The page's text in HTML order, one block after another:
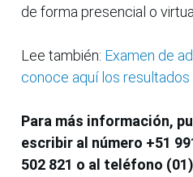
de forma presencial o
Lee también: Examen de
conoce aquí los resultados
Para más información,
escribir al número +51
502 821 o al teléfono